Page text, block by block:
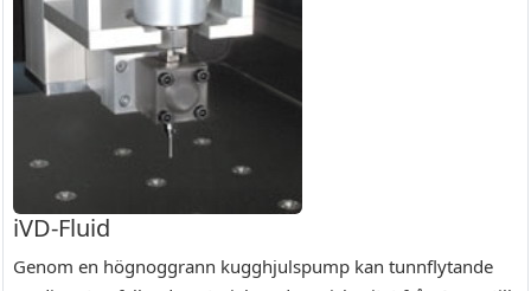
iVD-Fluid
Genom en högnoggrann kugghjulspump kan tunnflytande